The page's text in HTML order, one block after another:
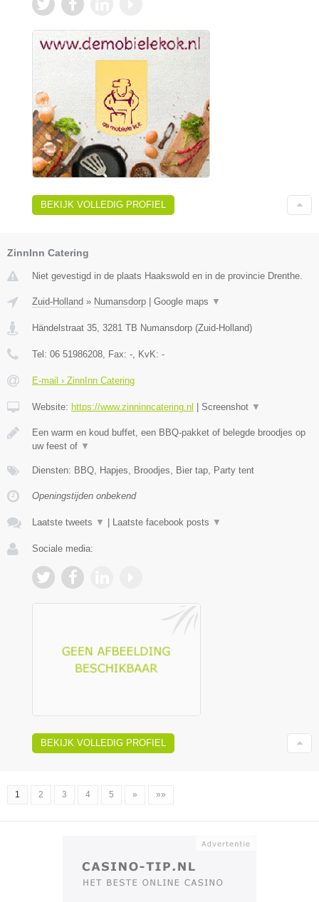
BEKIJK VOLLEDIG PROFIEL
ZinnInn Catering
Niet gevestigd in de plaats Haakswold en in de provincie Drenthe.
Zuid-Holland » Numansdorp Google maps ▼
Händelstraat 35 3281 TB Numansdorp (Zuid-Holland)
Tel: 06 51986208 , Fax: - , KvK: -
E-mail › ZinnInn Catering
Website: https://www.zinninncatering.nl Screenshot ▼
Een warm en koud buffet, een BBQ-pakket of belegde broodjes op
uw feest of ▼
Diensten: BBQ, Hapjes, Broodjes, Bier tap, Party tent
Openingstijden onbekend
Laatste tweets ▼ Laatste facebook posts ▼
Sociale media:
BEKIJK VOLLEDIG PROFIEL
1 2 3 4 5 » »»